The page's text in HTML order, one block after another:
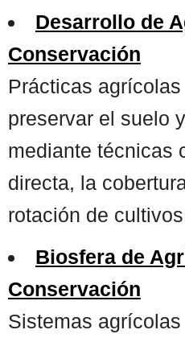
Desarrollo de
Conservación
Prácticas
preservar el suelo
mediante técnicas
directa, la
rotación de
Biosfera de
Conservación
Sistemas